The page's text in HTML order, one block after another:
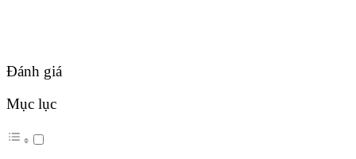
Đánh giá
Mục lục